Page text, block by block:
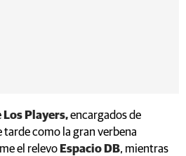
Los Players,encargados de
tarde como la gran verbena
el relevo Espacio DB, mientras